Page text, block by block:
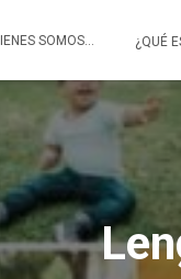
SOMOS… ¿QUÉ